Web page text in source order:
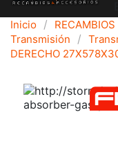
Inicio
Transmisión
DERECHO